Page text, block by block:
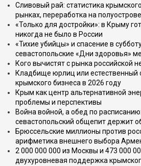
Сливовый рай: статистика
рынках, переработка на
«Только для достройки»: в Крыму
никогда не было в России
«Тихие убийцы» и спасение в
севастопольские «Дни здоровья»
Кого вычистят с рынка российской
Кладбище юрлиц или естественный
крымского бизнеса в 2026 году
Крым как центр альтернативной
проблемы и перспективы
Война войной, а обед по
севастопольский общепит держит
Брюссельские миллионы против
арифметика внешнего выбора
2 000 000 000 из Москвы и 473 000
двухуровневая поддержка